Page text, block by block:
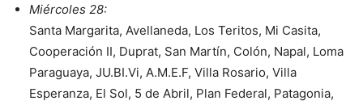
Miércoles 28:
Santa Margarita, Avellaneda, Los Teritos, Mi Casita,
Cooperación II, Duprat, San Martín, Colón, Napal, Loma
Paraguaya, JU.BI.Vi, A.M.E.F, Villa Rosario, Villa
Esperanza, El Sol, 5 de Abril, Plan Federal, Patagonia,